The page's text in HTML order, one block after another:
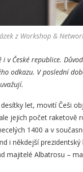
z Workshop &
v České republice.
odkazu. V poslední
let, movití Češi
jejich počet raketově
1400 a v
i někdejší
majitelé Albatrosu –⁠